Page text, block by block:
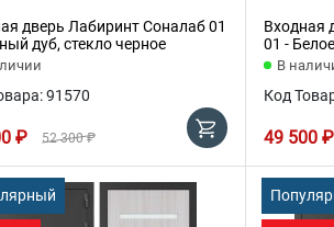
дверь Лабиринт Соналаб 01
дуб, стекло черное
91570
₽ 52 300 ₽
Входная
01 -
В
Код
49 500 ₽